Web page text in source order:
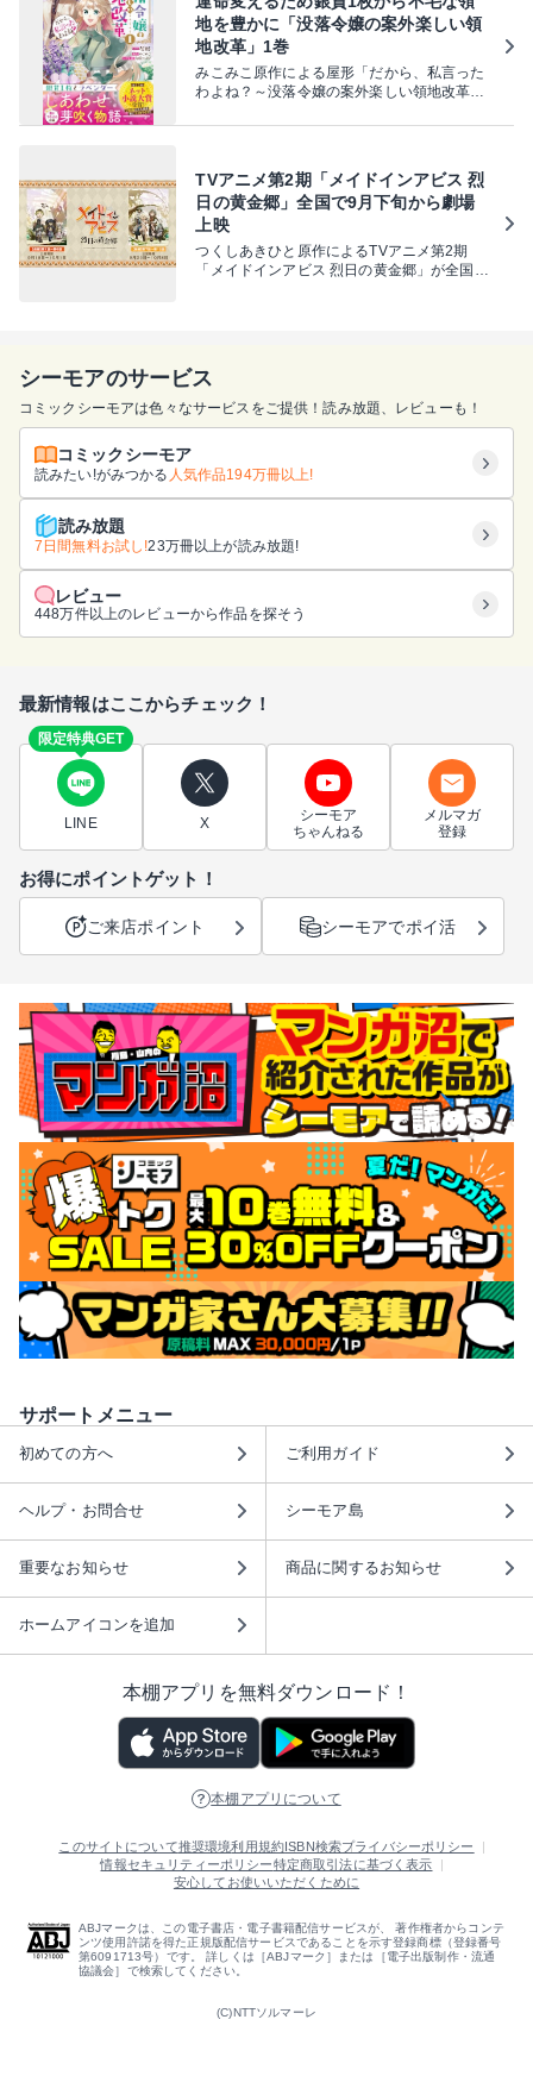
地を豊かに「没落令嬢の案外楽しい領
地改革」1巻
みこみこ原作による屋形「だから、私言った
わよね？～没落令嬢の案外楽しい領地改革
TVアニメ第2期「メイドインアビス 烈
日の黄金郷」全国で9月下旬から劇場
上映
つくしあきひと原作によるTVアニメ第2期
「メイドインアビス 烈日の黄金郷」が全国で
シーモアのサービス
コミックシーモアは色々なサービスをご提供！読み放題、レビューも！
コミックシーモア
読みたい!がみつかる 人気作品194万冊以上!
読み放題
7日間無料お試し!23万冊以上が読み放題!
レビュー
448万件以上のレビューから作品を探そう
最新情報はここからチェック！
限定特典GET
LINE X
シーモア
ちゃんねる
メルマガ
登録
お得にポイントゲット！
ご来店ポイント シーモアでポイ活
サポートメニュー
初めての方へ ご利用ガイド
ヘルプ・お問合せ シーモア島
重要なお知らせ 商品に関するお知らせ
ホームアイコンを追加
本棚アプリを無料ダウンロード！
本棚アプリについて
このサイトについて推奨環境利用規約 ISBN検索プライバシーポリシー
情報セキュリティーポリシー特定商取引法に基づく表示
安心してお使いいただくために
ABJマークは、この電子書店・電子書籍配信サービスが、 著作権者からコンテ
ンツ使用許諾を得た正規版配信サービスであることを示す登録商標（登録番号
第6091713号）です。 詳しくは［ABJマーク］または［電子出版制作・流通
協議会］で検索してください。
(C)NTTソルマーレ